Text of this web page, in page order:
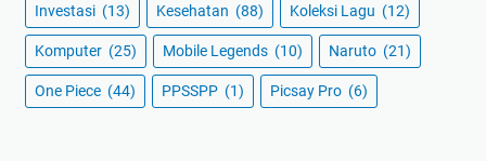
Investasi (13) Kesehatan (88) Koleksi Lagu (12)
Komputer (25) Mobile Legends (10) Naruto (21)
One Piece (44) PPSSPP (1) Picsay Pro (6)